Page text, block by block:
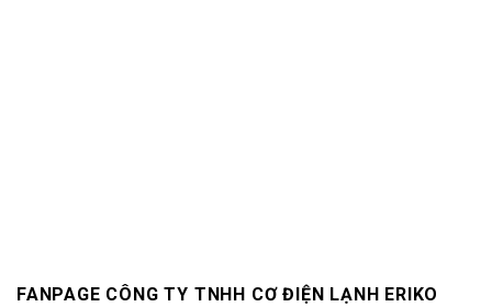
FANPAGE CÔNG TY TNHH CƠ ĐIỆN LẠNH ERIKO